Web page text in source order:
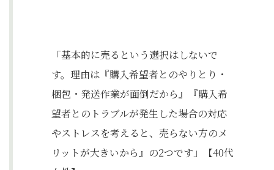
「基本的に売るという選択はしないで
す。理由は『購入希望者とのやりとり・
梱包・発送作業が面倒だから』『購入希
望者とのトラブルが発生した場合の対応
やストレスを考えると、売らない方のメ
リットが大きいから』の2つです」【40代